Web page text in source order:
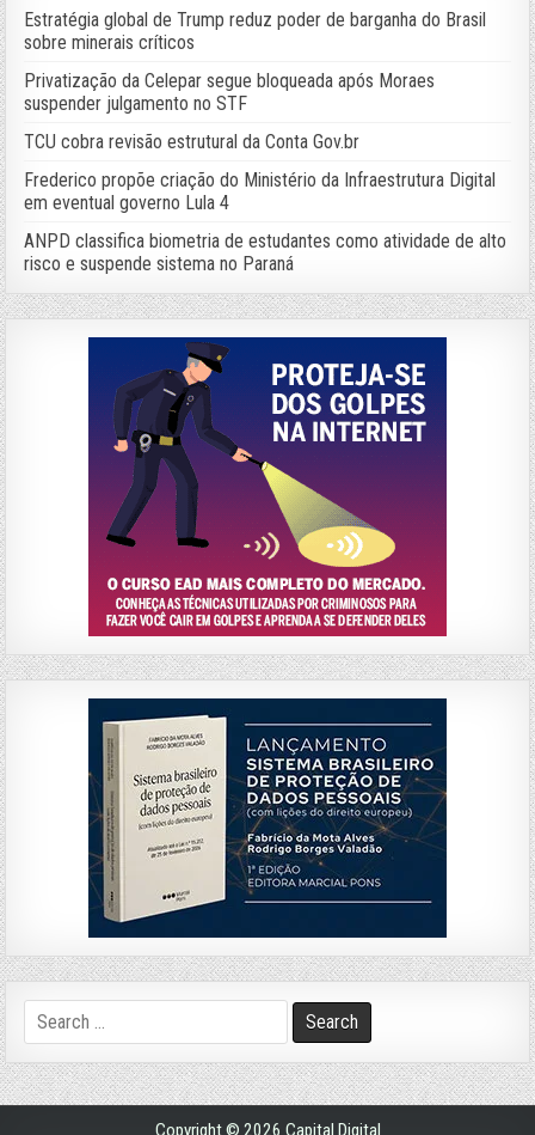
Estratégia global de Trump reduz poder de barganha do Brasil
sobre minerais críticos
Privatização da Celepar segue bloqueada após Moraes
suspender julgamento no STF
TCU cobra revisão estrutural da Conta Gov.br
Frederico propõe criação do Ministério da Infraestrutura Digital
em eventual governo Lula 4
ANPD classifica biometria de estudantes como atividade de alto
risco e suspende sistema no Paraná
Search
for:
Copyright © 2026 Capital Digital